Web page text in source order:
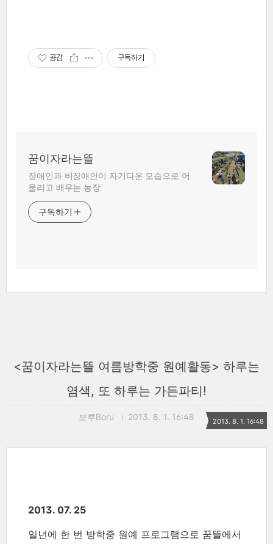
공감 구독하기
꿈이자라는뜰
장애인과 비장애인이 자기다운 모습으로 어
울리고 배우는 농장
구독하기
<꿈이자라는뜰 여름방학중 원예활동> 하루는
염색, 또 하루는 가든파티!
보루Boru 2013. 8. 1. 16:48 2013. 8. 1. 16:48
2013. 07. 25
일년에 한 번 방학중 원예 프로그램으로 꿈뜰에서